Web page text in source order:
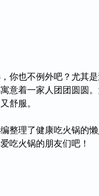
你也不例外吧？尤其
意着一家人团团圆圆
舒服。
整理了健康吃火锅的
吃火锅的朋友们吧！